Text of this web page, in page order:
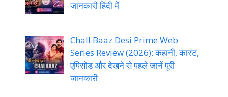
जानकारी हिंदी में
Chall Baaz Desi Prime Web
Series Review (2026): कहानी, कास्ट,
एपिसोड और देखने से पहले जानें पूरी
जानकारी